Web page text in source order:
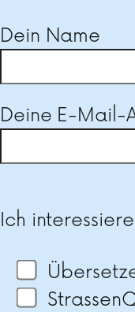
Dein Name
Deine E-Mail-
Ich